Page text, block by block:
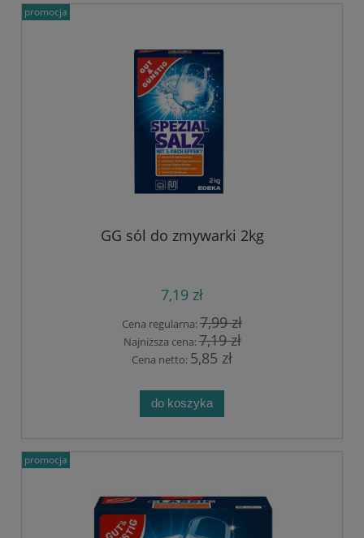
GG sól do zmywarki 2kg
7,19 zł
Cena regularna:7,99 zł
Najniższa cena:7,19 zł
Cena netto: 5,85 zł
do koszyka
promocja
promocja